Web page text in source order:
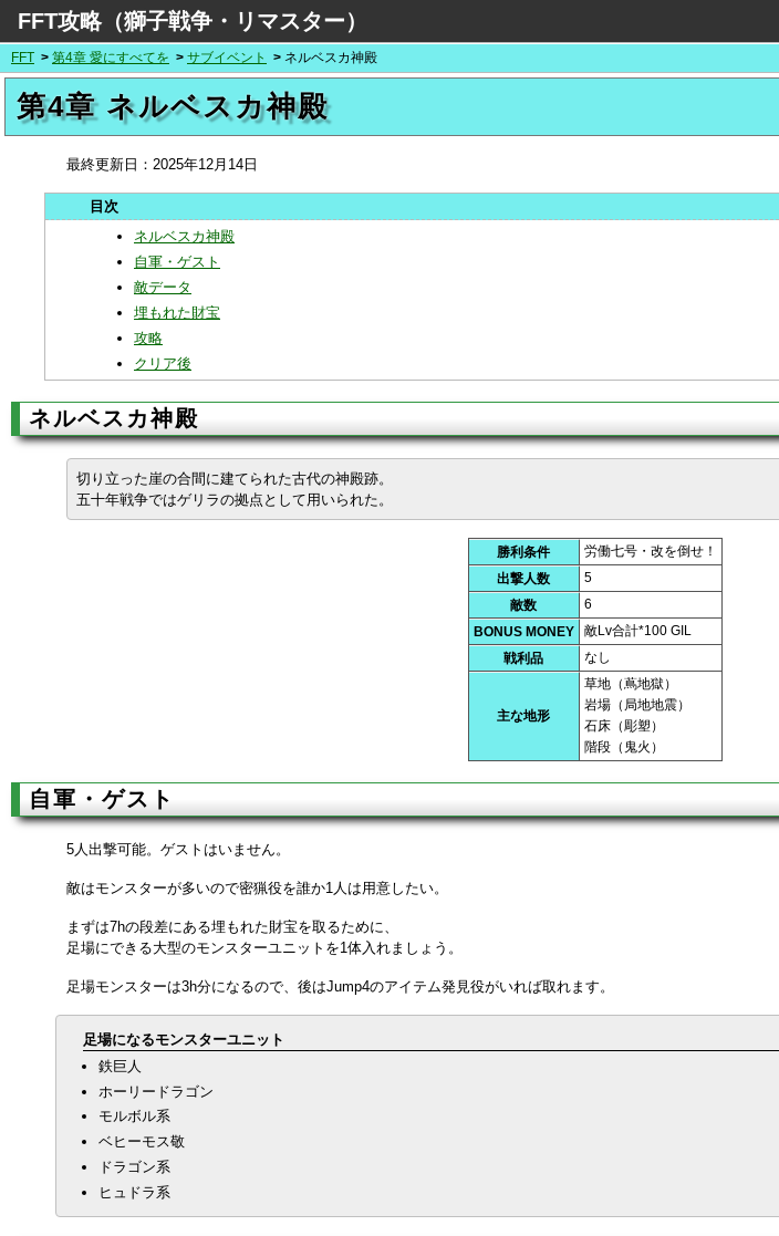
FFT攻略（獅子戦争・リマスター）
FFT 第4章 愛にすべてを サブイベント ネルベスカ神殿
第4章 ネルベスカ神殿
最終更新日： 2025年12月14日
ネルベスカ神殿
自軍・ゲスト
敵データ
埋もれた財宝
攻略
クリア後
ネルベスカ神殿
切り立った崖の合間に建てられた古代の神殿跡。
五十年戦争ではゲリラの拠点として用いられた。
勝利条件
労働七号・改を倒せ！
出撃人数
5
敵数
6
BONUS MONEY
敵Lv合計*100 GIL
戦利品
なし
主な地形
草地（蔦地獄）
岩場（局地地震）
石床（彫塑）
階段（鬼火）
自軍・ゲスト
5人出撃可能。ゲストはいません。
敵はモンスターが多いので密猟役を誰か1人は用意したい。
まずは7hの段差にある埋もれた財宝を取るために、
足場にできる大型のモンスターユニットを1体入れましょう。
足場モンスターは3h分になるので、後はJump4のアイテム発見役がいれば取れます。
足場になるモンスターユニット
鉄巨人
ホーリードラゴン
モルボル系
ベヒーモス敬
ドラゴン系
ヒュドラ系